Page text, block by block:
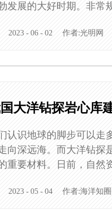
发展的大好时期。非常
2023 - 06 - 02 作者:光明网
大洋钻探岩心库
认识地球的脚步可以走
向深远海。而大洋钻探
重要材料。日前，自然
2023 - 05 - 04 作者:海洋知圈